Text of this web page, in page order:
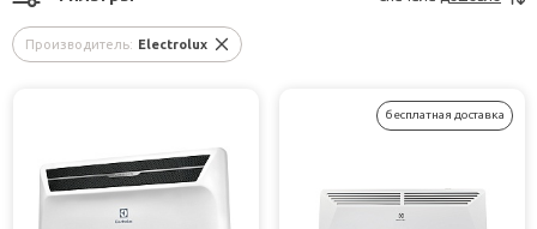
Производитель: Electrolux
бесплатная доставка